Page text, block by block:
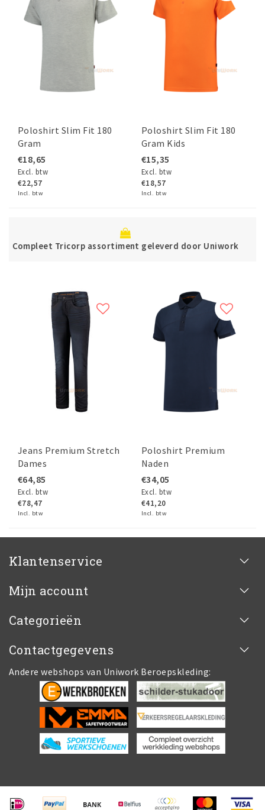
Poloshirt Slim Fit 180
Gram
€18,65
Excl. btw
€22,57
Incl. btw
Poloshirt Slim Fit 180
Gram Kids
€15,35
Excl. btw
€18,57
Incl. btw
geleverd door Uniwork
Jeans Premium Stretch
Dames
€64,85
Excl. btw
€78,47
Incl. btw
Poloshirt Premium
Naden
€34,05
Excl. btw
€41,20
Incl. btw
Klantenservice
Mijn account
Categorieën
Contactgegevens
Andere webshops van Uniwork Beroepskleding: